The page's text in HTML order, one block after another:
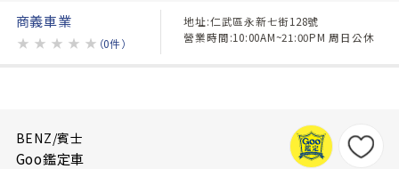
商義車業
★ ★ ★ ★ ★ （0件）
地址:仁武區永新七街128號
營業時間:10:00AM~21:00PM 周日公休
BENZ/賓士
Goo鑑定車